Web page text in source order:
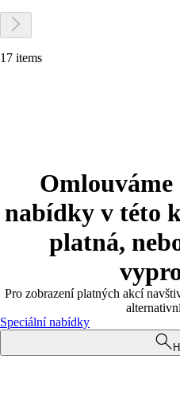
17 items
Omlouváme
nabídky v této
platná,
Pro zobrazení platných akcí
Speciální nabídky